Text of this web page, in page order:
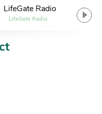
LifeGate Radio
LifeGate Radio